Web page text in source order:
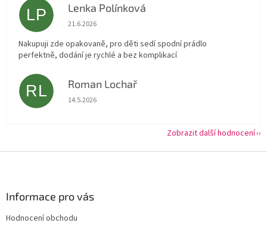
LP Lenka Polínková
Hodnocení obchodu je 5 z 5 hvězdiček.
21.6.2026
Nakupuji zde opakovaně, pro děti sedí spodní prádlo
perfektně, dodání je rychlé a bez komplikací
RL Roman Lochař
Hodnocení obchodu je 5 z 5 hvězdiček.
14.5.2026
Zobrazit další hodnocení
Informace pro vás
Hodnocení obchodu